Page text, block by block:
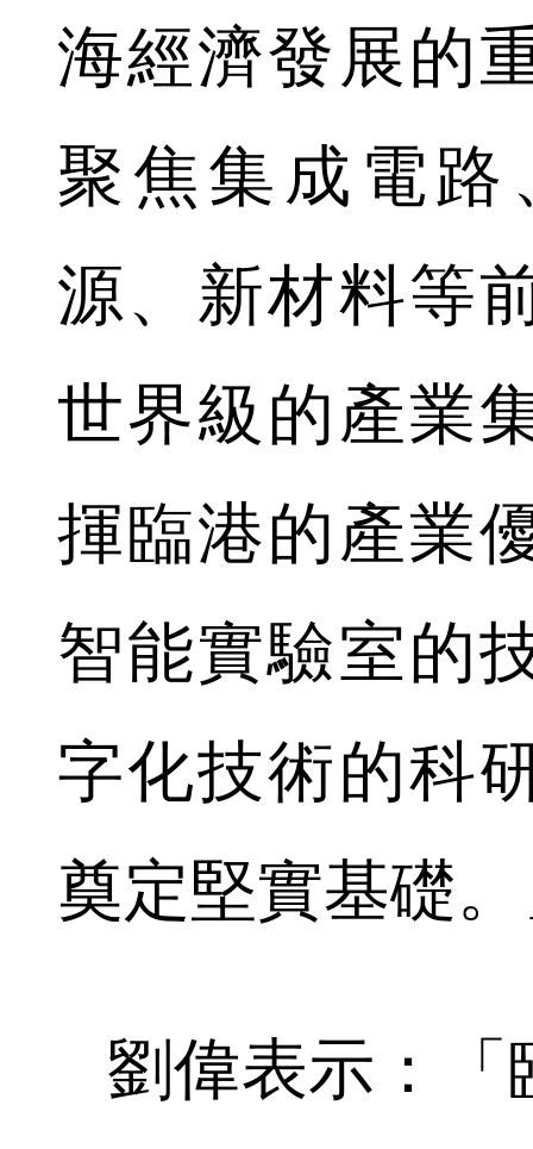
海經濟發展的
聚焦集成電
源、新材料等
世界級的產業
揮臨港的產業
智能實驗室的
字化技術的科
奠定堅實基礎
劉偉表示：「